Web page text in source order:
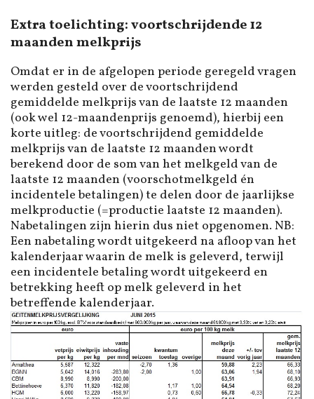
Extra toelichting: voortschrijdende 12
maanden melkprijs
Omdat er in de afgelopen periode geregeld vragen
werden gesteld over de voortschrijdend
gemiddelde melkprijs van de laatste 12 maanden
(ook wel 12-maandenprijs genoemd), hierbij een
korte uitleg: de voortschrijdend gemiddelde
melkprijs van de laatste 12 maanden wordt
berekend door de som van het melkgeld van de
laatste 12 maanden (voorschotmelkgeld én
incidentele betalingen) te delen door de jaarlijkse
melkproductie (=productie laatste 12 maanden).
Nabetalingen zijn hierin dus niet opgenomen. NB:
Een nabetaling wordt uitgekeerd na afloop van het
kalenderjaar waarin de melk is geleverd, terwijl
een incidentele betaling wordt uitgekeerd en
betrekking heeft op melk geleverd in het
betreffende kalenderjaar.